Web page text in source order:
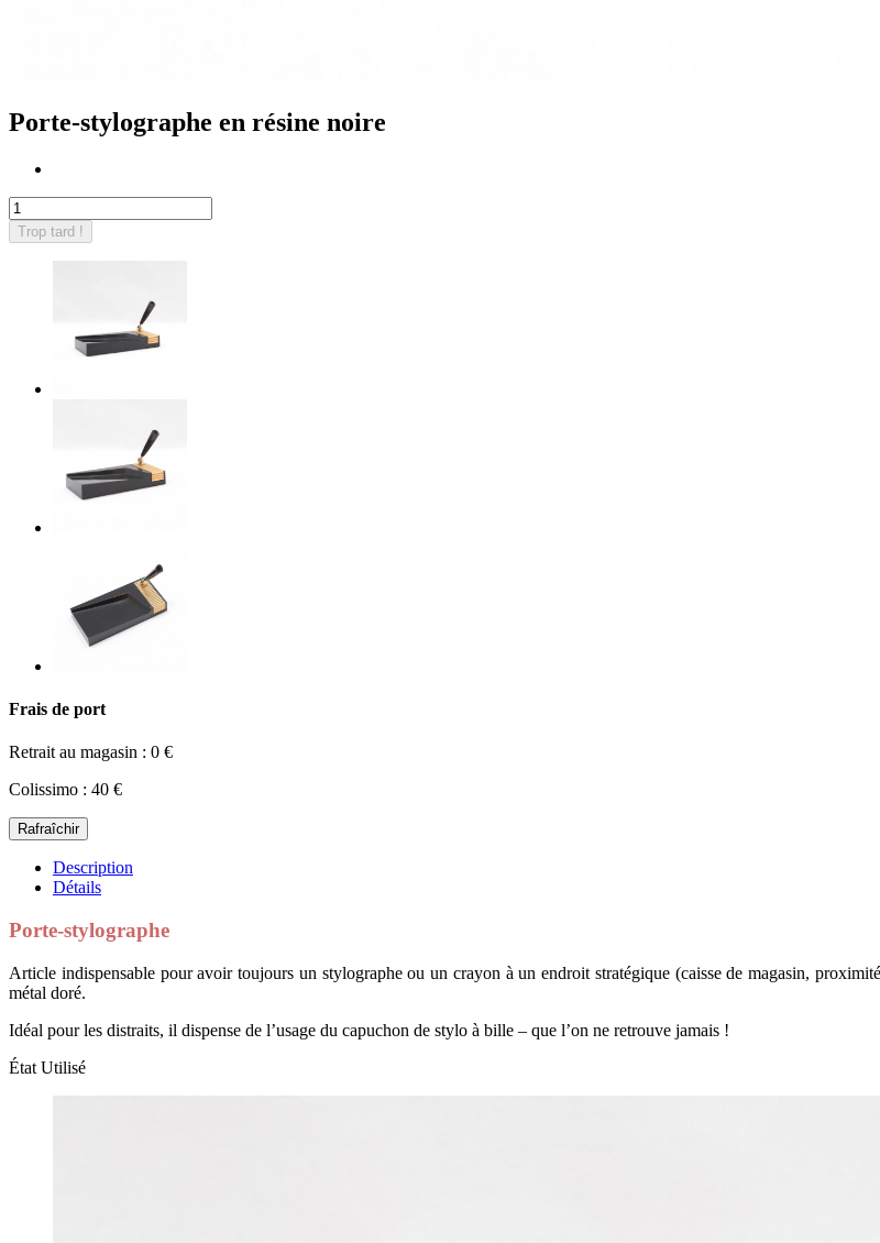
Porte-stylographe en résine noire
Trop tard !
Frais de port
Retrait au magasin : 0 €
Colissimo : 40 €
Description
Détails
Porte-stylographe
Article indispensable pour avoir toujours un stylographe ou un crayon à un endroit stratégique (caisse de magasin,
métal doré.
Idéal pour les distraits, il dispense de l’usage du capuchon de stylo à bille – que l’on ne retrouve jamais !
État Utilisé